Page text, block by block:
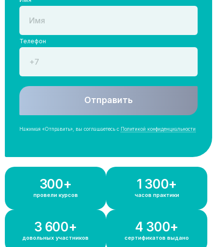
Телефон
Отправить
Нажимая «Отправить», вы соглашаетесь с Политикой конфиденциальности
300+
провели курсов
1 300+
часов практики
3 600+
довольных участников
4 300+
сертификатов выдано